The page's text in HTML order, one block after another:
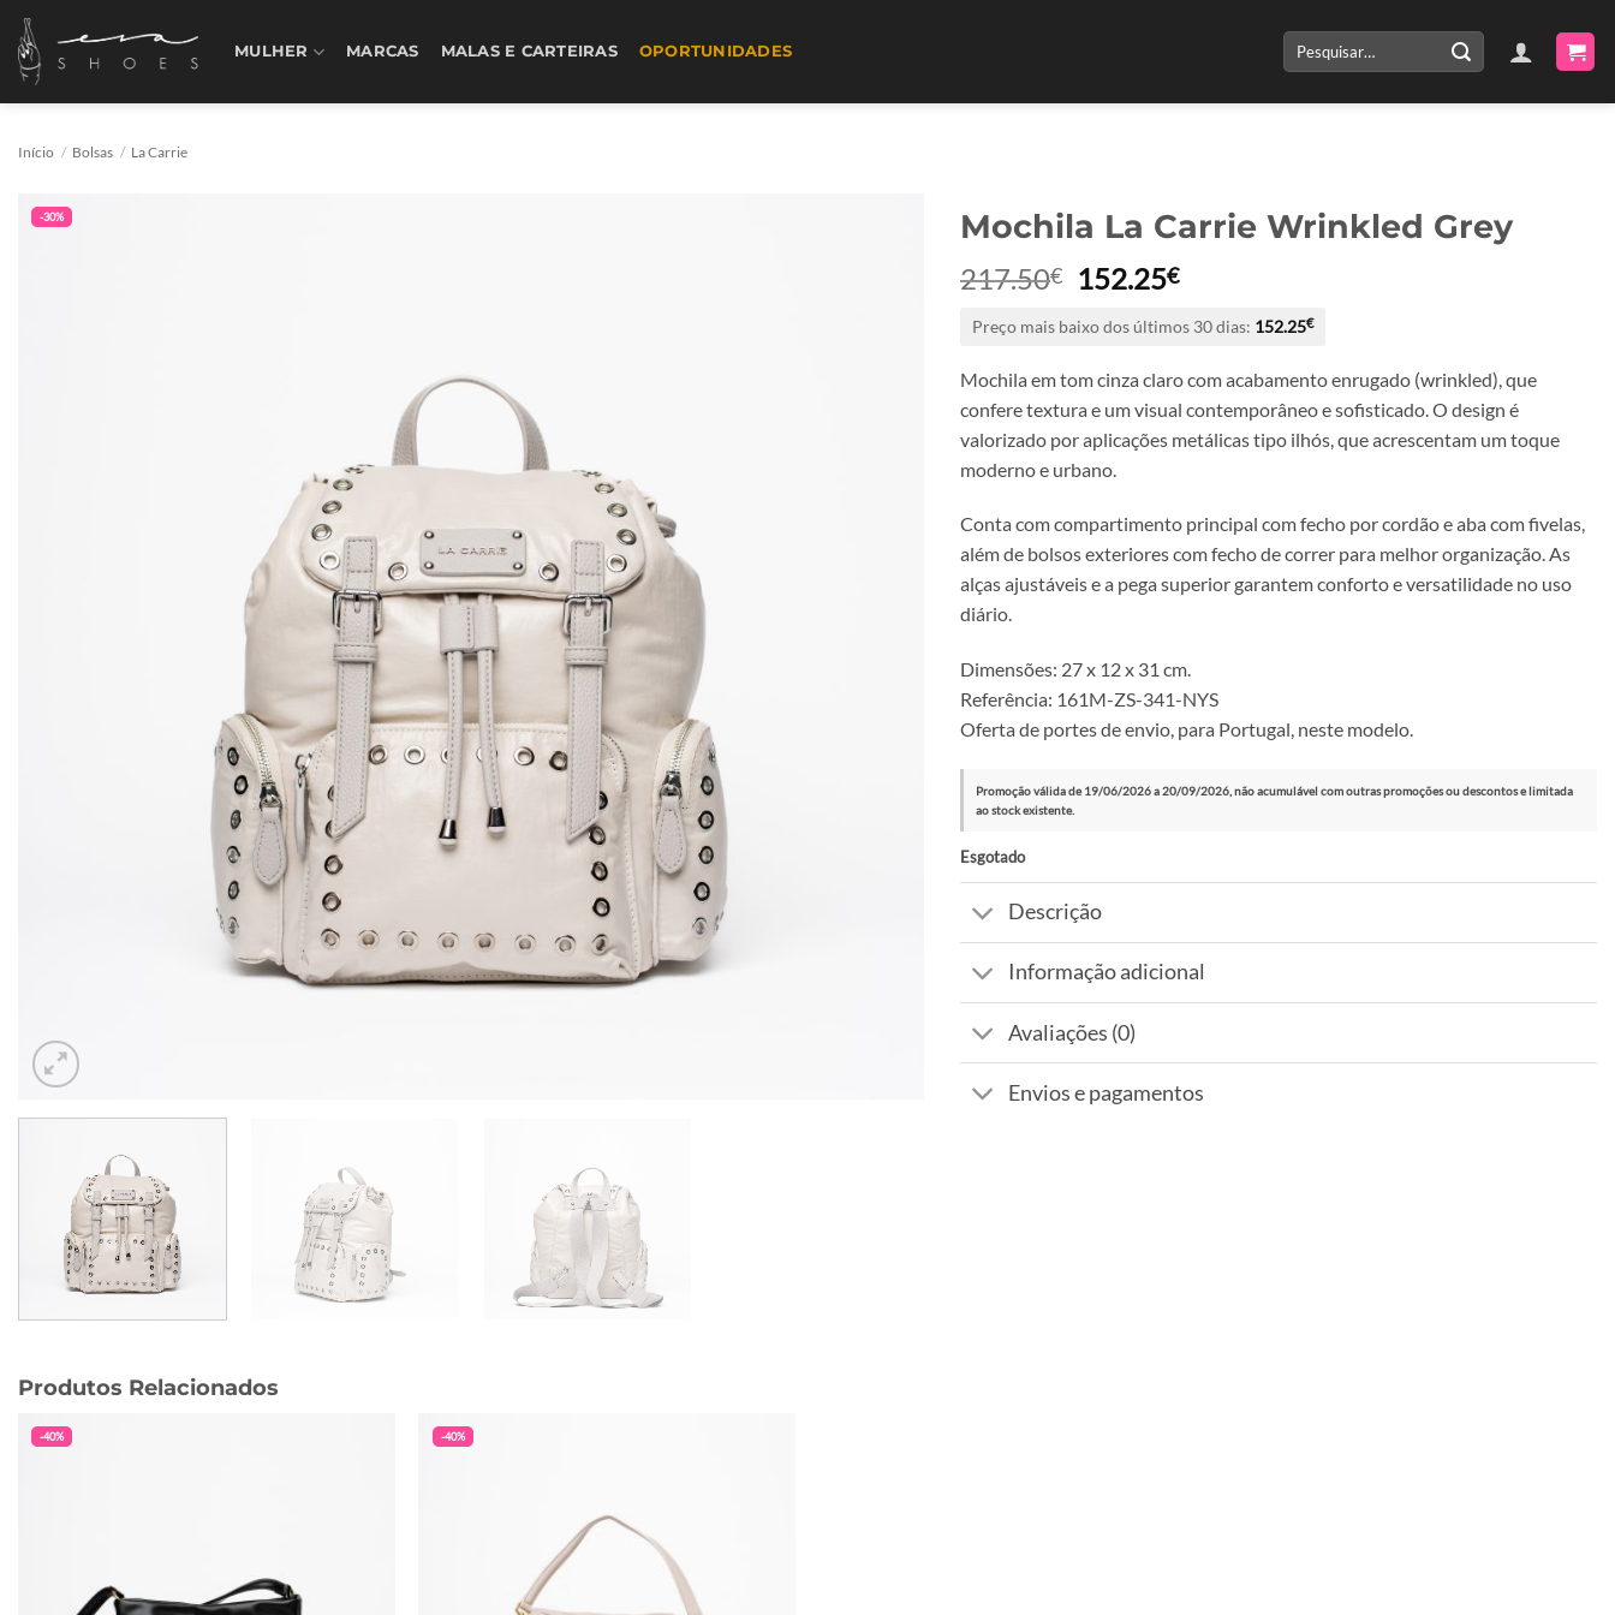
Skip
content
MULHER MARCAS MALAS E CARTEIRAS OPORTUNIDADES
Pesquisar
por:
Início / Bolsas / La Carrie
-30% Mochila La Carrie Wrinkled Grey
217.50€
O
original
217.50€.
152.25€O
atual
152.25€.
Preço mais baixo dos últimos 30 dias: 152.25€
Mochila em tom cinza claro com acabamento enrugado (wrinkled), que
confere textura e um visual contemporâneo e sofisticado. O design é
valorizado por aplicações metálicas tipo ilhós, que acrescentam um toque
moderno e urbano.
Conta com compartimento principal com fecho por cordão e aba com fivelas,
além de bolsos exteriores com fecho de correr para melhor organização. As
alças ajustáveis e a pega superior garantem conforto e versatilidade no uso
diário.
Dimensões: 27 x 12 x 31 cm.
Referência: 161M-ZS-341-NYS
Oferta de portes de envio, para Portugal, neste modelo.
Promoção válida de 19/06/2026 a 20/09/2026, não acumulável com outras promoções ou descontos e limitada
ao stock existente.
Esgotado
Descrição
Informação adicional
Avaliações (0)
Envios e pagamentos
Produtos Relacionados
-40% -40%